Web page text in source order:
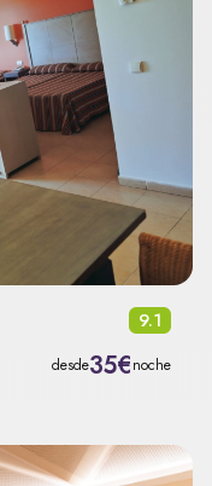
9.1
desde35€noche